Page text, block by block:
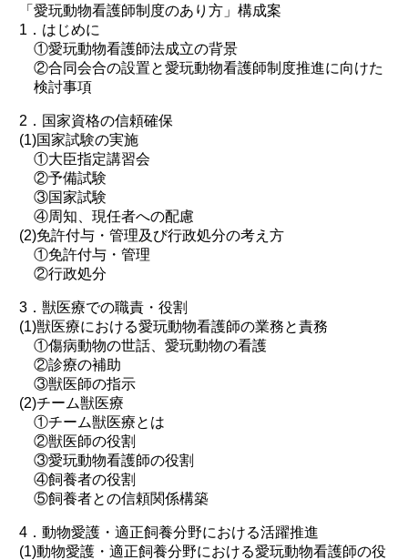
「愛玩動物看護師制度のあり方」構成案
1．はじめに
①愛玩動物看護師法成立の背景
②合同会合の設置と愛玩動物看護師制度推進に向けた
検討事項
2．国家資格の信頼確保
(1)国家試験の実施
①大臣指定講習会
②予備試験
③国家試験
④周知、現任者への配慮
(2)免許付与・管理及び行政処分の考え方
①免許付与・管理
②行政処分
3．獣医療での職責・役割
(1)獣医療における愛玩動物看護師の業務と責務
①傷病動物の世話、愛玩動物の看護
②診療の補助
③獣医師の指示
(2)チーム獣医療
①チーム獣医療とは
②獣医師の役割
③愛玩動物看護師の役割
④飼養者の役割
⑤飼養者との信頼関係構築
4．動物愛護・適正飼養分野における活躍推進
(1)動物愛護・適正飼養分野における愛玩動物看護師の役